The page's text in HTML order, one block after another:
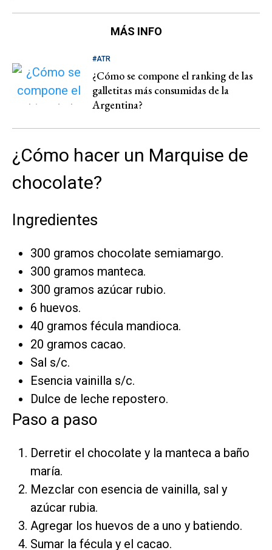
MÁS INFO
#ATR
¿Cómo se compone el ranking de las
galletitas más consumidas de la
Argentina?
¿Cómo hacer un Marquise de
chocolate?
Ingredientes
300 gramos chocolate semiamargo.
300 gramos manteca.
300 gramos azúcar rubio.
6 huevos.
40 gramos fécula mandioca.
20 gramos cacao.
Sal s/c.
Esencia vainilla s/c.
Dulce de leche repostero.
Paso a paso
Derretir el chocolate y la manteca a baño
maría.
Mezclar con esencia de vainilla, sal y
azúcar rubia.
Agregar los huevos de a uno y batiendo.
Sumar la fécula y el cacao.